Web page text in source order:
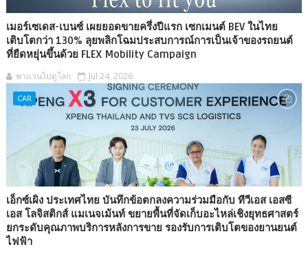
เมอร์เซเดส-เบนซ์ เผยยอดขายครึ่งปีแรก เซกเมนต์ BEV ในไทย
เติบโตกว่า 130% ลุยพลิกโฉมประสบการณ์การเป็นเจ้าของรถยนต์
ที่ยืดหยุ่นขึ้นด้วย FLEX Mobility Campaign
พาแว่นไปดูโลก Jul 24, 2026
CAR
เอ็กซ์เผิง ประเทศไทย บันทึกข้อตกลงความร่วมมือกับ ทีวีเอส เอสซี
เอส โลจิสติกส์ แมเนจเม้นท์ ขยายพื้นที่จัดเก็บอะไหล่เชิงยุทธศาสตร์
ยกระดับคุณภาพบริการหลังการขาย รองรับการเติบโตของยานยนต์
ไฟฟ้า